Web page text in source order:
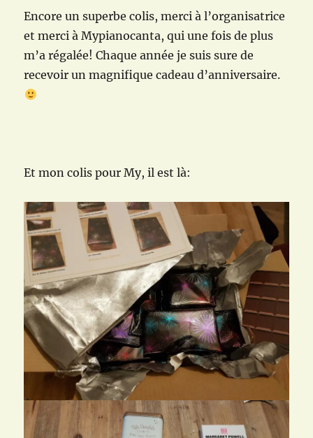
Encore un superbe colis, merci à l’organisatrice
et merci à Mypianocanta, qui une fois de plus
m’a régalée! Chaque année je suis sure de
recevoir un magnifique cadeau d’anniversaire.
Et mon colis pour My, il est là: